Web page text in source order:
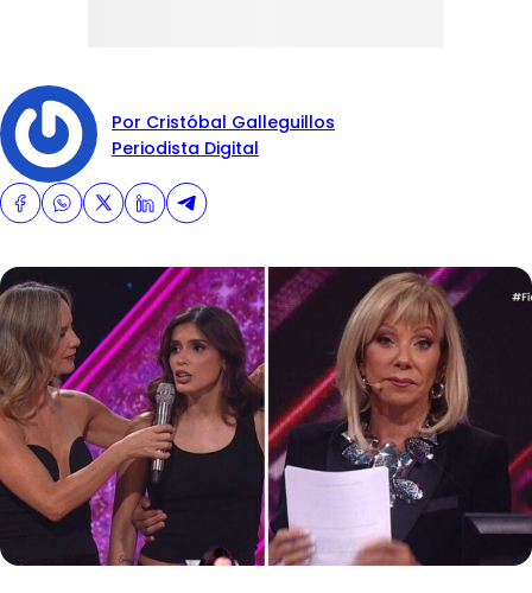
Por Cristóbal Galleguillos
Periodista Digital